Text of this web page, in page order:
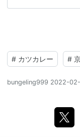
# カツカレー #
bungeling999 2022-